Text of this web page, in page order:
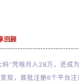
回顾
妈”凭啥月入28万，还成
现，首批注册6个平台注